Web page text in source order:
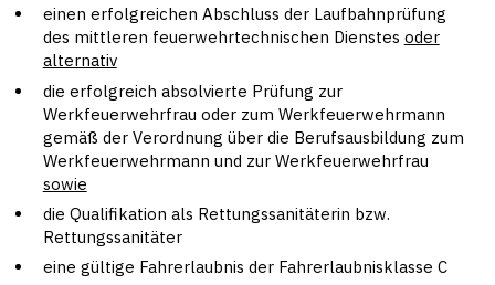
einen erfolgreichen Abschluss der Laufbahnprüfung
des mittleren feuerwehrtechnischen Dienstes oder
alternativ
die erfolgreich absolvierte Prüfung zur
Werkfeuerwehrfrau oder zum Werkfeuerwehrmann
gemäß der Verordnung über die Berufsausbildung zum
Werkfeuerwehrmann und zur Werkfeuerwehrfrau
sowie
die Qualifikation als Rettungssanitäterin bzw.
Rettungssanitäter
eine gültige Fahrerlaubnis der Fahrerlaubnisklasse C